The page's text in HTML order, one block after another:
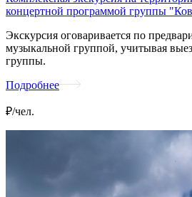
концертной программой группы
Экскурсия оговаривается по
музыкальной группой, учитывая
группы.
Подробнее
₽/чел.